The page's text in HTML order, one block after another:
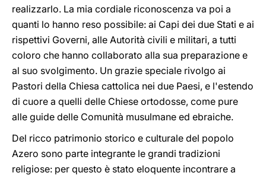
realizzarlo. La mia cordiale riconoscenza va poi a
quanti lo hanno reso possibile: ai Capi dei due Stati e ai
rispettivi Governi, alle Autorità civili e militari, a tutti
coloro che hanno collaborato alla sua preparazione e
al suo svolgimento. Un grazie speciale rivolgo ai
Pastori della Chiesa cattolica nei due Paesi, e l'estendo
di cuore a quelli delle Chiese ortodosse, come pure
alle guide delle Comunità musulmane ed ebraiche.
Del ricco patrimonio storico e culturale del popolo
Azero sono parte integrante le grandi tradizioni
religiose: per questo è stato eloquente incontrare a